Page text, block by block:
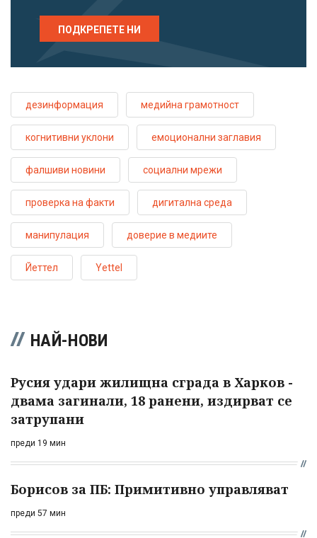
ПОДКРЕПЕТЕ НИ
дезинформация медийна грамотност
когнитивни уклони емоционални заглавия
фалшиви новини социални мрежи
проверка на факти дигитална среда
манипулация доверие в медиите
Йеттел Yettel
НАЙ-НОВИ
Русия удари жилищна сграда в Харков -
двама загинали, 18 ранени, издирват се
затрупани
преди 19 мин
Борисов за ПБ: Примитивно управляват
преди 57 мин